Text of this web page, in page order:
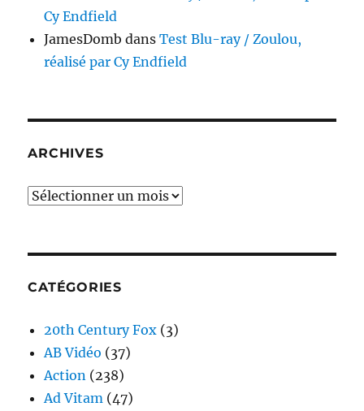
Cy Endfield
JamesDomb dansTest Blu-ray / Zoulou,
réalisé par Cy Endfield
ARCHIVES
Archives
CATÉGORIES
20th Century Fox (3)
AB Vidéo (37)
Action (238)
Ad Vitam (47)